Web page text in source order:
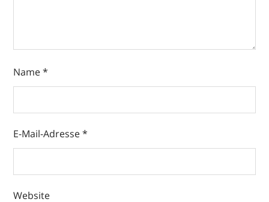
Name*
E-Mail-Adresse*
Website